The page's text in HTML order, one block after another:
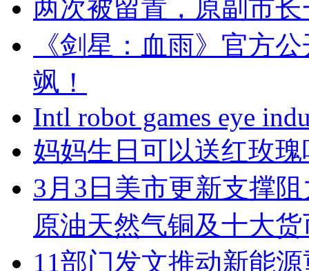
两次被留置，原副市
《剑星：血雨》官方
飒！
Intl robot games eye
妈妈生日可以送红玫瑰
3月3日美市更新支撑
原油天然气铜及十大
11部门发文推动新能